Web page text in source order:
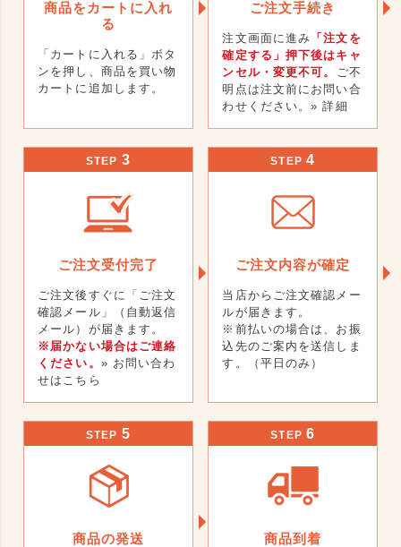
商品をカートに入れ
る
「カートに入れる」ボタ
ンを押し、商品を買い物
カートに追加します。
ご注文手続き
注文画面に進み 「注文を
確定する」押下後はキャ
ンセル・変更不可。 ご不
明点は注文前にお問い合
わせください。» 詳細
STEP 3
ご注文受付完了
ご注文後すぐに「ご注文
確認メール」（自動返信
メール）が届きます。
※届かない場合はご連絡
ください。 » お問い合わ
せはこちら
STEP 4
ご注文内容が確定
当店からご注文確認メー
ルが届きます。
※前払いの場合は、お振
込先のご案内を送信しま
す。（平日のみ）
STEP 5
商品の発送
STEP 6
商品到着